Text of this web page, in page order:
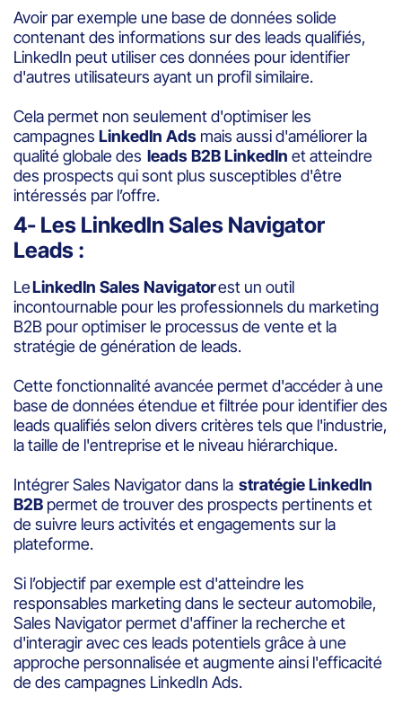
Avoir par exemple une base de données solide
contenant des informations sur des leads qualifiés,
LinkedIn peut utiliser ces données pour identifier
d'autres utilisateurs ayant un profil similaire.
Cela permet non seulement d'optimiser les
campagnes LinkedIn Ads mais aussi d'améliorer la
qualité globale des leads B2B LinkedIn et atteindre
des prospects qui sont plus susceptibles d'être
intéressés par l’offre.
4- Les LinkedIn Sales Navigator
Leads :
LeLinkedIn Sales Navigatorest un outil
incontournable pour les professionnels du marketing
B2B pour optimiser le processus de vente et la
stratégie de génération de leads.
Cette fonctionnalité avancée permet d'accéder à une
base de données étendue et filtrée pour identifier des
leads qualifiés selon divers critères tels que l'industrie,
la taille de l'entreprise et le niveau hiérarchique.
Intégrer Sales Navigator dans la stratégie LinkedIn
B2B permet de trouver des prospects pertinents et
de suivre leurs activités et engagements sur la
plateforme.
Si l’objectif par exemple est d'atteindre les
responsables marketing dans le secteur automobile,
Sales Navigator permet d'affiner la recherche et
d'interagir avec ces leads potentiels grâce à une
approche personnalisée et augmente ainsi l'efficacité
de des campagnes LinkedIn Ads.